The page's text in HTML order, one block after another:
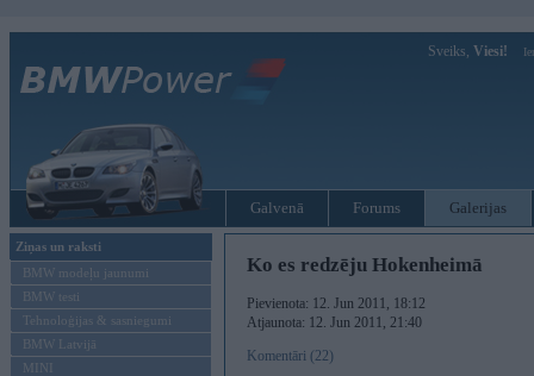
Sveiks, Viesi!
Galvenā Forums Galerijas
Ziņas un raksti
BMW modeļu jaunumi
BMW testi
Tehnoloģijas & sasniegumi
BMW Latvijā
MINI
Ko es redzēju Hokenheimā
Pievienota: 12. Jun 2011, 18:12
Atjaunota: 12. Jun 2011, 21:40
Komentāri (22)